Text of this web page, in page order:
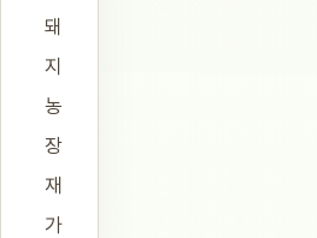
돼
지
농
장
재
가